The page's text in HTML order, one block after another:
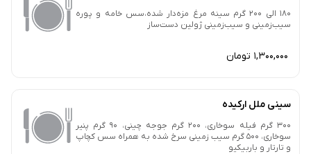
180 الی 200 گرم سینه مرغ مزه‌دار شده،سس خامه و پوره
سیب‌زمینی و سیب‌زمینی ژولین دست‌ساز
1,300,000 تومان
سینی ملل ارکیده
300 گرم فیله سوخاری، 200 گرم جوجه چینی، 90 گرم پنیر
سوخاری، 500 گرم سیب زمینی سرخ شده به همراه سس کچاپ
و تارتار و باربیکیو